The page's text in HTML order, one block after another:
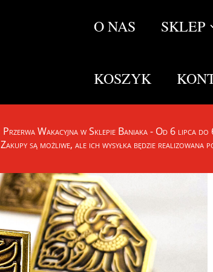
O NAS SKLEP
KOSZYK
Przerwa Wakacyjna w Sklepie Baniaka - Od 6 lipca do
Zakupy są możliwe, ale ich wysyłka będzie realizowana